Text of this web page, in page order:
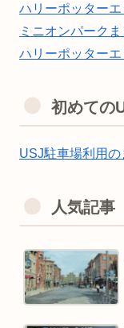
ハリーポッター
ミニオンパーク
ハリーポッター
初めての
USJ駐車場利用の
人気記事